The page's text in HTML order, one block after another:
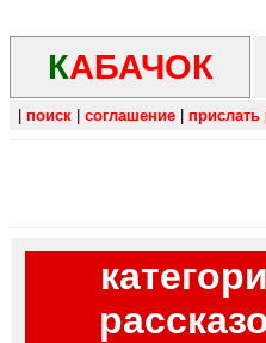
КАБАЧОК
поиск соглашение прислать